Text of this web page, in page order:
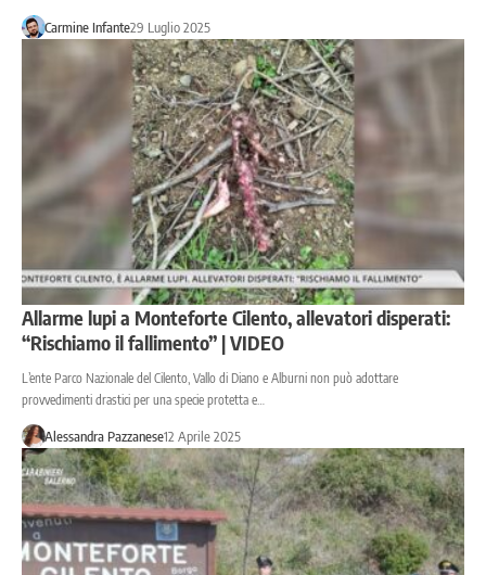
Carmine Infante29 Luglio 2025
Allarme lupi a Monteforte Cilento, allevatori disperati:
“Rischiamo il fallimento” | VIDEO
L’ente Parco Nazionale del Cilento, Vallo di Diano e Alburni non può adottare
provvedimenti drastici per una specie protetta e…
Alessandra Pazzanese12 Aprile 2025